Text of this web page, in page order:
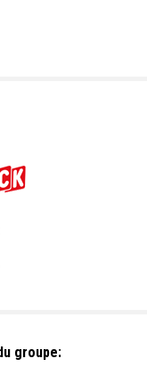
groupe: